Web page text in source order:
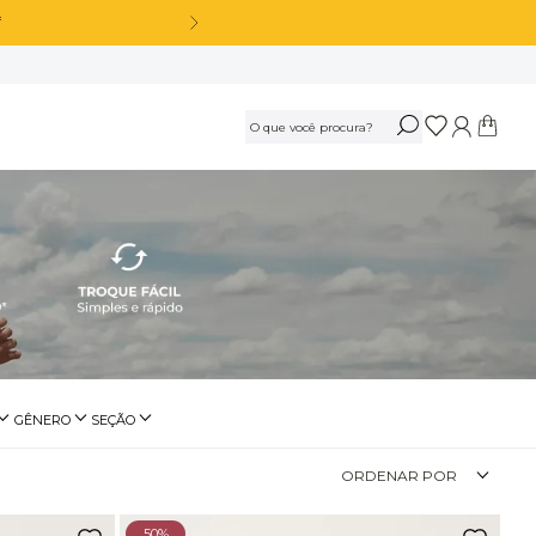
GÊNERO SEÇÃO
ORDENAR POR
Calça Legging Cós Alto Sem Costura Azul Marinho Navy